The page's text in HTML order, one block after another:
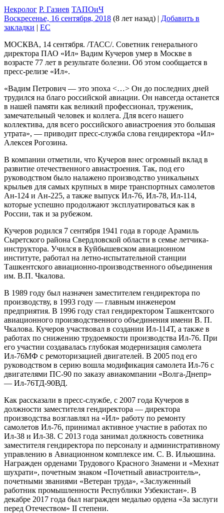
Некролог Р. Газиев ТАПОиЧ
Воскресенье, 16 сентября, 2018 (8 лет назад) | Добавить в
закладки | EC
МОСКВА, 14 сентября. /ТАСС/. Советник генерального
директора ПАО «Ил» Вадим Кучеров умер в Москве в
возрасте 77 лет в результате болезни. Об этом сообщается в
пресс-релизе «Ил».
«Вадим Петрович — это эпоха <…> Он до последних дней
трудился на благо российской авиации. Он навсегда останется
в нашей памяти как великий профессионал, труженик,
замечательный человек и коллега. Для всего нашего
коллектива, для всего российского авиастроения это большая
утрата», — приводит пресс-служба слова гендиректора «Ил»
Алексея Рогозина.
В компании отметили, что Кучеров внес огромный вклад в
развитие отечественного авиастроения. Так, под его
руководством было налажено производство уникальных
крыльев для самых крупных в мире транспортных самолетов
Ан-124 и Ан-225, а также выпуск Ил-76, Ил-78, Ил-114,
которые успешно продолжают эксплуатироваться как в
России, так и за рубежом.
Кучеров родился 7 сентября 1941 года в городе Арамиль
Сыретского района Свердловской области в семье летчика-
инструктора. Учился в Куйбышевском авиационном
институте, работал на летно-испытательной станции
Ташкентского авиационно-производственного объединения
им. В.П. Чкалова.
В 1989 году был назначен заместителем гендиректора по
производству, в 1993 году — главным инженером
предприятия. В 1996 году стал гендиректором Ташкентского
авиационного производственного объединения имени В. П.
Чкалова. Кучеров участвовал в создании Ил-114Т, а также в
работах по снижению трудоемкости производства Ил-76. При
его участии создавалась глубокая модернизация самолета
Ил-76МФ с ремоторизацией двигателей. В 2005 под его
руководством в серию вошла модификация самолета Ил-76 с
двигателями ПС-90 по заказу авиакомпании «Волга-Днепр»
— Ил-76ТД-90ВД.
Как рассказали в пресс-службе, с 2007 года Кучеров в
должности заместителя гендиректора — директора
производства возглавлял на «Ил» работу по ремонту
самолетов Ил-76, принимал активное участие в работах по
Ил-38 и Ил-38. С 2013 года занимал должность советника
заместителя гендиректора по персоналу и административному
управлению в Авиационном комплексе им. С. В. Ильюшина.
Награжден орденами Трудового Красного Знамени и «Мехнат
шухрати», почетным знаком «Почетный авиастроитель»,
почетными званиями «Ветеран труда», «Заслуженный
работник промышленности Республики Узбекистан». В
декабре 2017 года был награжден медалью ордена «За заслуги
перед Отечеством» II степени.